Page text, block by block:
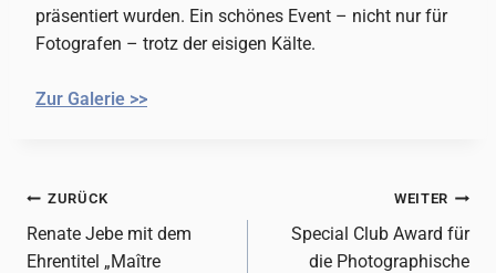
präsentiert wurden. Ein schönes Event – nicht nur für
Fotografen – trotz der eisigen Kälte.
Zur Galerie >>
Beitragsnavigation
ZURÜCK
Renate Jebe mit dem
Ehrentitel „Maître
WEITER
Special Club Award für
die Photographische